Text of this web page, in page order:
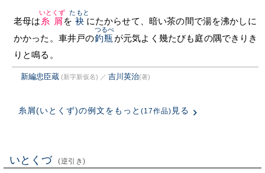
老母は 糸屑
いとくず
を 袂
たもと
にたからせて、暗い茶の間で湯を沸かしに
かかった。車井戸の釣瓶
つるべ
が元気よく幾たびも庭の隅できりき
りと鳴る。
新編忠臣蔵 (新字新仮名) ／ 吉川英治(著)
糸屑(いとくず)の例文をもっと (17作品) 見る
いとくづ (逆引き)